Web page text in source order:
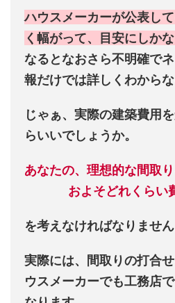
ハウスメーカーが公表し
く幅がって、目安にしかな
なるとなおさら不明確で
報だけでは詳しくわからな
じゃぁ、実際の建築費用
らいいでしょうか。
あなたの、理想的な間取
およそどれくらい
を考えなければなりません
実際には、間取りの打合
ウスメーカーでも工務店